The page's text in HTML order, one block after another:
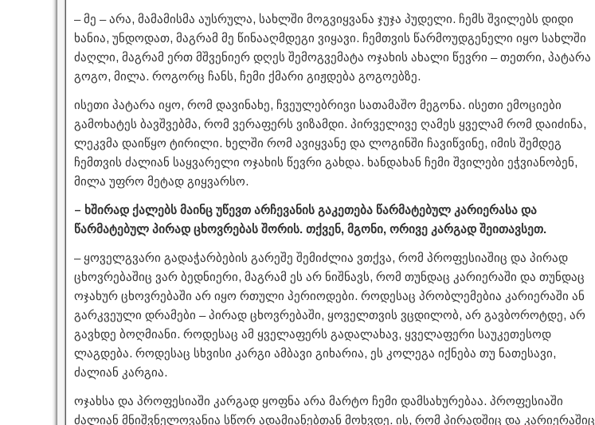
– მე – არა, მამამისმა აუსრულა, სახლში მოგვიყვანა ჯუჯა პუდელი. ჩემს შვილებს დიდი
ხანია, უნდოდათ, მაგრამ მე წინააღმდეგი ვიყავი. ჩემთვის წარმოუდგენელი იყო სახლში
ძაღლი, მაგრამ ერთ მშვენიერ დღეს შემოგვემატა ოჯახის ახალი წევრი – თეთრი, პატარა
გოგო, მილა. როგორც ჩანს, ჩემი ქმარი გიჟდება გოგოებზე.
ისეთი პატარა იყო, რომ დავინახე, ჩვეულებრივი სათამაშო მეგონა. ისეთი ემოციები
გამოხატეს ბავშვებმა, რომ ვერაფერს ვიზამდი. პირველივე ღამეს ყველამ რომ დაიძინა,
ლეკვმა დაიწყო ტირილი. ხელში რომ ავიყვანე და ლოგინში ჩავიწვინე, იმის შემდეგ
ჩემთვის ძალიან საყვარელი ოჯახის წევრი გახდა. ხანდახან ჩემი შვილები ეჭვიანობენ,
მილა უფრო მეტად გიყვარსო.
– ხშირად ქალებს მაინც უწევთ არჩევანის გაკეთება წარმატებულ კარიერასა და
წარმატებულ პირად ცხოვრებას შორის. თქვენ, მგონი, ორივე კარგად შეითავსეთ.
– ყოველგვარი გადაჭარბების გარეშე შემიძლია ვთქვა, რომ პროფესიაშიც და პირად
ცხოვრებაშიც ვარ ბედნიერი, მაგრამ ეს არ ნიშნავს, რომ თუნდაც კარიერაში და თუნდაც
ოჯახურ ცხოვრებაში არ იყო რთული პერიოდები. როდესაც პრობლემებია კარიერაში ან
გარკვეული დრამები – პირად ცხოვრებაში, ყოველთვის ვცდილობ, არ გავბოროტდე, არ
გავხდე ბოღმიანი. როდესაც ამ ყველაფერს გადალახავ, ყველაფერი საუკეთესოდ
ლაგდება. როდესაც სხვისი კარგი ამბავი გიხარია, ეს კოლეგა იქნება თუ ნათესავი,
ძალიან კარგია.
ოჯახსა და პროფესიაში კარგად ყოფნა არა მარტო ჩემი დამსახურებაა. პროფესიაში
ძალიან მნიშვნელოვანია სწორ ადამიანებთან მოხვდე. ის, რომ პირადშიც და კარიერაშიც